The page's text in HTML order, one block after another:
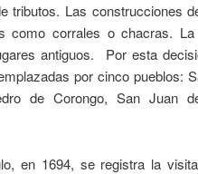
tributos. Las construcciones
como corrales o chacras.
antiguos.
Por esta
por cinco pueblos:
de Corongo, San Juan
en 1694, se registra la